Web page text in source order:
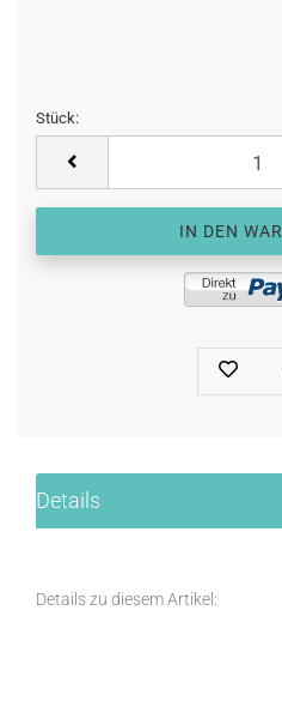
Stück:
Details
Details zu diesem Artikel: